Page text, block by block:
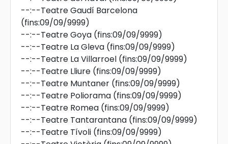
--:--Teatre Gaudí Barcelona
(fins:09/09/9999)
--:--Teatre Goya (fins:09/09/9999)
--:--Teatre La Gleva (fins:09/09/9999)
--:--Teatre La Villarroel (fins:09/09/9999)
--:--Teatre Lliure (fins:09/09/9999)
--:--Teatre Muntaner (fins:09/09/9999)
--:--Teatre Poliorama (fins:09/09/9999)
--:--Teatre Romea (fins:09/09/9999)
--:--Teatre Tantarantana (fins:09/09/9999)
--:--Teatre Tívoli (fins:09/09/9999)